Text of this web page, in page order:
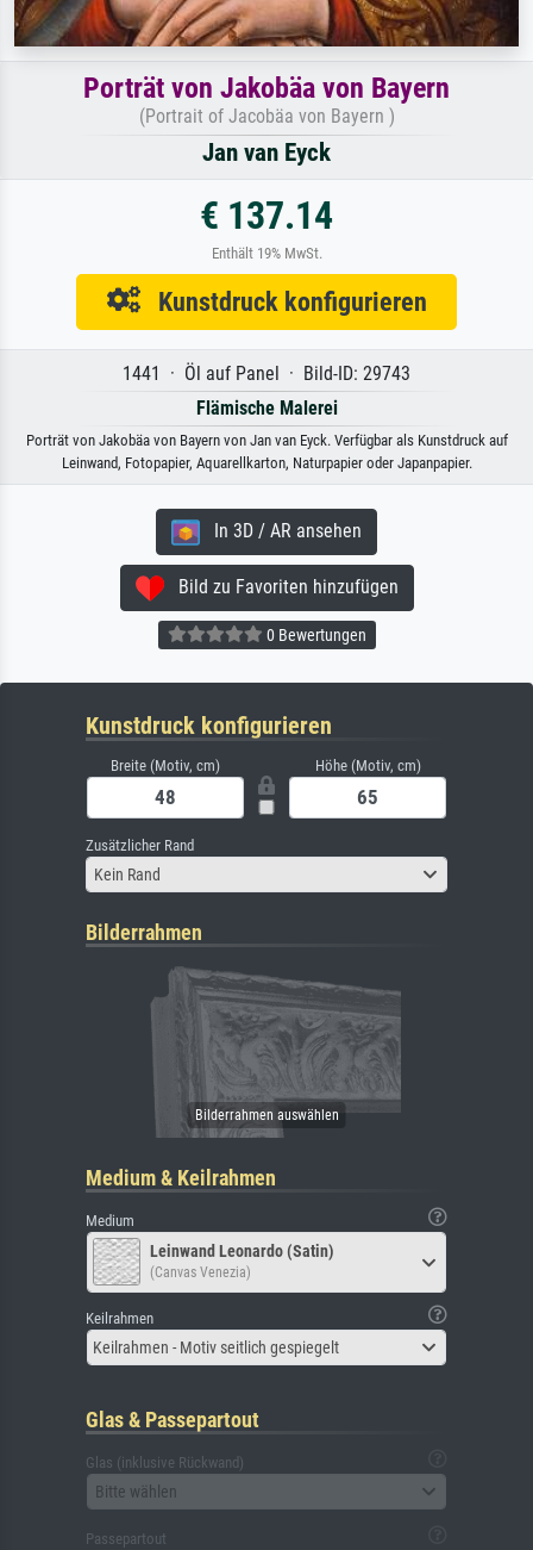
Porträt von Jakobäa von Bayern
(Portrait of Jacobäa von Bayern )
Jan van Eyck
€ 137.14
Enthält 19% MwSt.
Kunstdruck konfigurieren
1441 · Öl auf Panel · Bild-ID: 29743
Flämische Malerei
Porträt von Jakobäa von Bayern von Jan van Eyck. Verfügbar als Kunstdruck auf
Leinwand, Fotopapier, Aquarellkarton, Naturpapier oder Japanpapier.
In 3D / AR ansehen
Bild zu Favoriten hinzufügen
0 Bewertungen
Kunstdruck konfigurieren
Breite (Motiv, cm) Höhe (Motiv, cm)
Zusätzlicher Rand
Kein Rand
Bilderrahmen
Medium & Keilrahmen
Medium
Leinwand Leonardo (Satin)
(Canvas Venezia)
Keilrahmen
Keilrahmen - Motiv seitlich gespiegelt
Glas & Passepartout
Glas (inklusive Rückwand)
Bitte wählen
Passepartout